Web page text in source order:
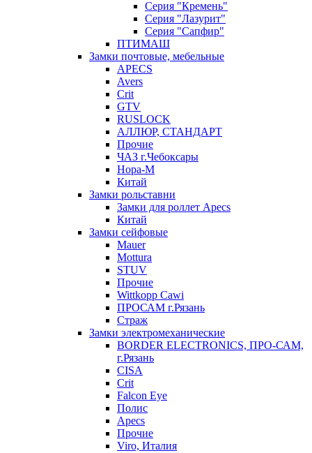
Серия "Кремень"
Серия "Лазурит"
Серия "Сапфир"
ПТИМАШ
Замки почтовые, мебельные
APECS
Avers
Crit
GTV
RUSLOCK
АЛЛЮР, СТАНДАРТ
Прочие
ЧАЗ г.Чебоксары
Нора-М
Китай
Замки рольставни
Замки для роллет Apecs
Китай
Замки сейфовые
Mauer
Mottura
STUV
Прочие
Wittkopp Cawi
ПРОСАМ г.Рязань
Страж
Замки электромеханические
BORDER ELECTRONICS, ПРО-САМ,
г.Рязань
CISA
Crit
Falcon Eye
Полис
Apecs
Прочие
Viro, Италия